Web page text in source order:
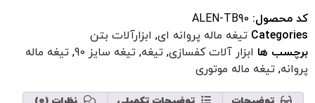
کد محصول: ALEN-TB90
Categories تیغه ماله پروانه ای, ابزارآلات بتن
برچسب ها ابزار آلات کفسازی, تیغه, تیغه سایز 90 , تیغه ماله
پروانه, تیغه ماله موتوری